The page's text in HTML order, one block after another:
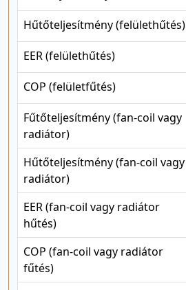
Hűtőteljesítmény (felülethűtés)
EER (felülethűtés)
COP (felületfűtés)
Fűtőteljesítmény (fan-coil vagy
radiátor)
Hűtőteljesítmény (fan-coil vagy
radiátor)
EER (fan-coil vagy radiátor
hűtés)
COP (fan-coil vagy radiátor
fűtés)